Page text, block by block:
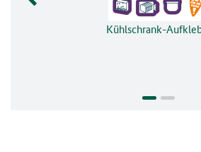
Kühlschrank-